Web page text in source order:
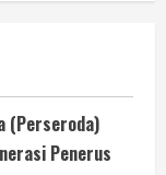
(Perseroda)
Penerus